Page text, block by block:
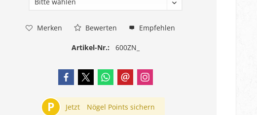
Merken Bewerten Empfehlen
Artikel-Nr.: 600ZN_
P Jetzt Nögel Points sichern